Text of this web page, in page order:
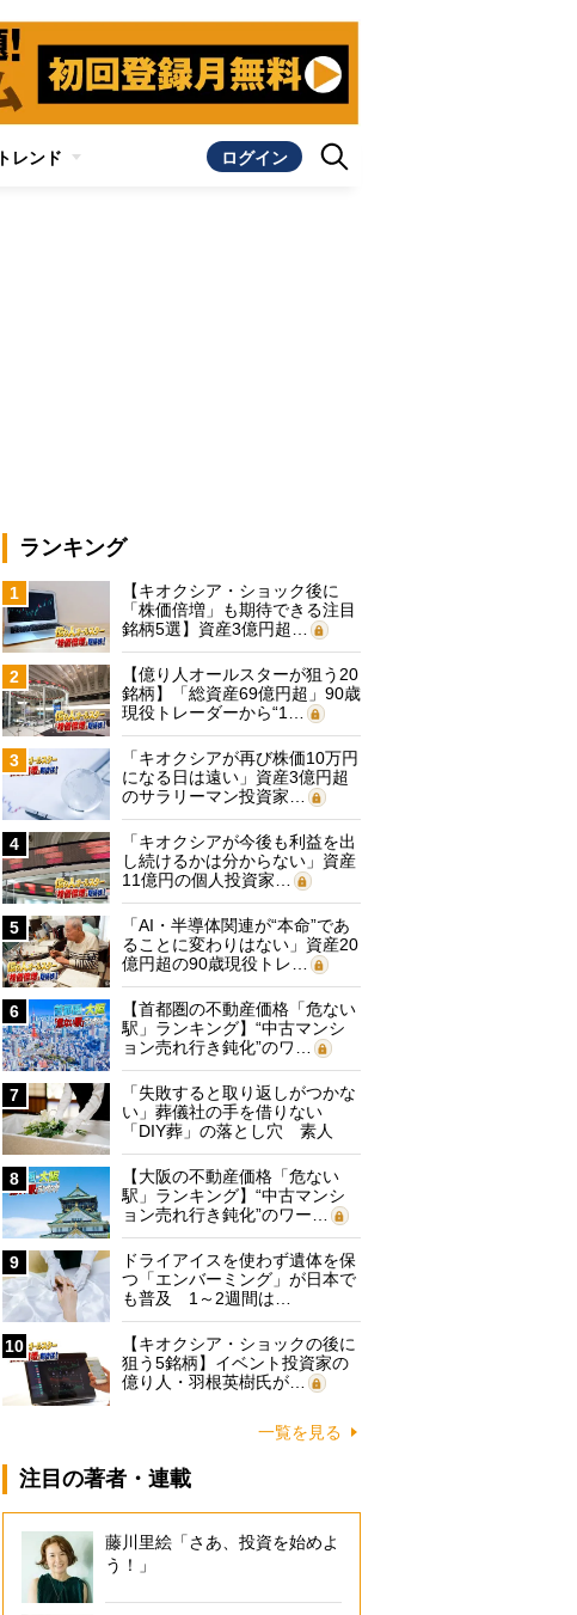
トレンド ログイン
ランキング
1
【キオクシア・ショック後に
「株価倍増」も期待できる注目
銘柄5選】資産3億円超…
2
【億り人オールスターが狙う20
銘柄】「総資産69億円超」90歳
現役トレーダーから“1…
3
「キオクシアが再び株価10万円
になる日は遠い」資産3億円超
のサラリーマン投資家…
4
「キオクシアが今後も利益を出
し続けるかは分からない」資産
11億円の個人投資家…
5
「AI・半導体関連が“本命”であ
ることに変わりはない」資産20
億円超の90歳現役トレ…
6
【首都圏の不動産価格「危ない
駅」ランキング】“中古マンシ
ョン売れ行き鈍化”のワ…
7
「失敗すると取り返しがつかな
い」葬儀社の手を借りない
「DIY葬」の落とし穴 素人
に…
8
【大阪の不動産価格「危ない
駅」ランキング】“中古マンシ
ョン売れ行き鈍化”のワー…
9
ドライアイスを使わず遺体を保
つ「エンバーミング」が日本で
も普及 1～2週間は…
10
【キオクシア・ショックの後に
狙う5銘柄】イベント投資家の
億り人・羽根英樹氏が…
一覧を見る
注目の著者・連載
藤川里絵「さあ、投資を始めよ
う！」